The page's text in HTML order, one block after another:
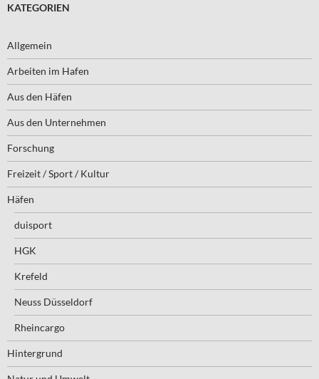
KATEGORIEN
Allgemein
Arbeiten im Hafen
Aus den Häfen
Aus den Unternehmen
Forschung
Freizeit / Sport / Kultur
Häfen
duisport
HGK
Krefeld
Neuss Düsseldorf
Rheincargo
Hintergrund